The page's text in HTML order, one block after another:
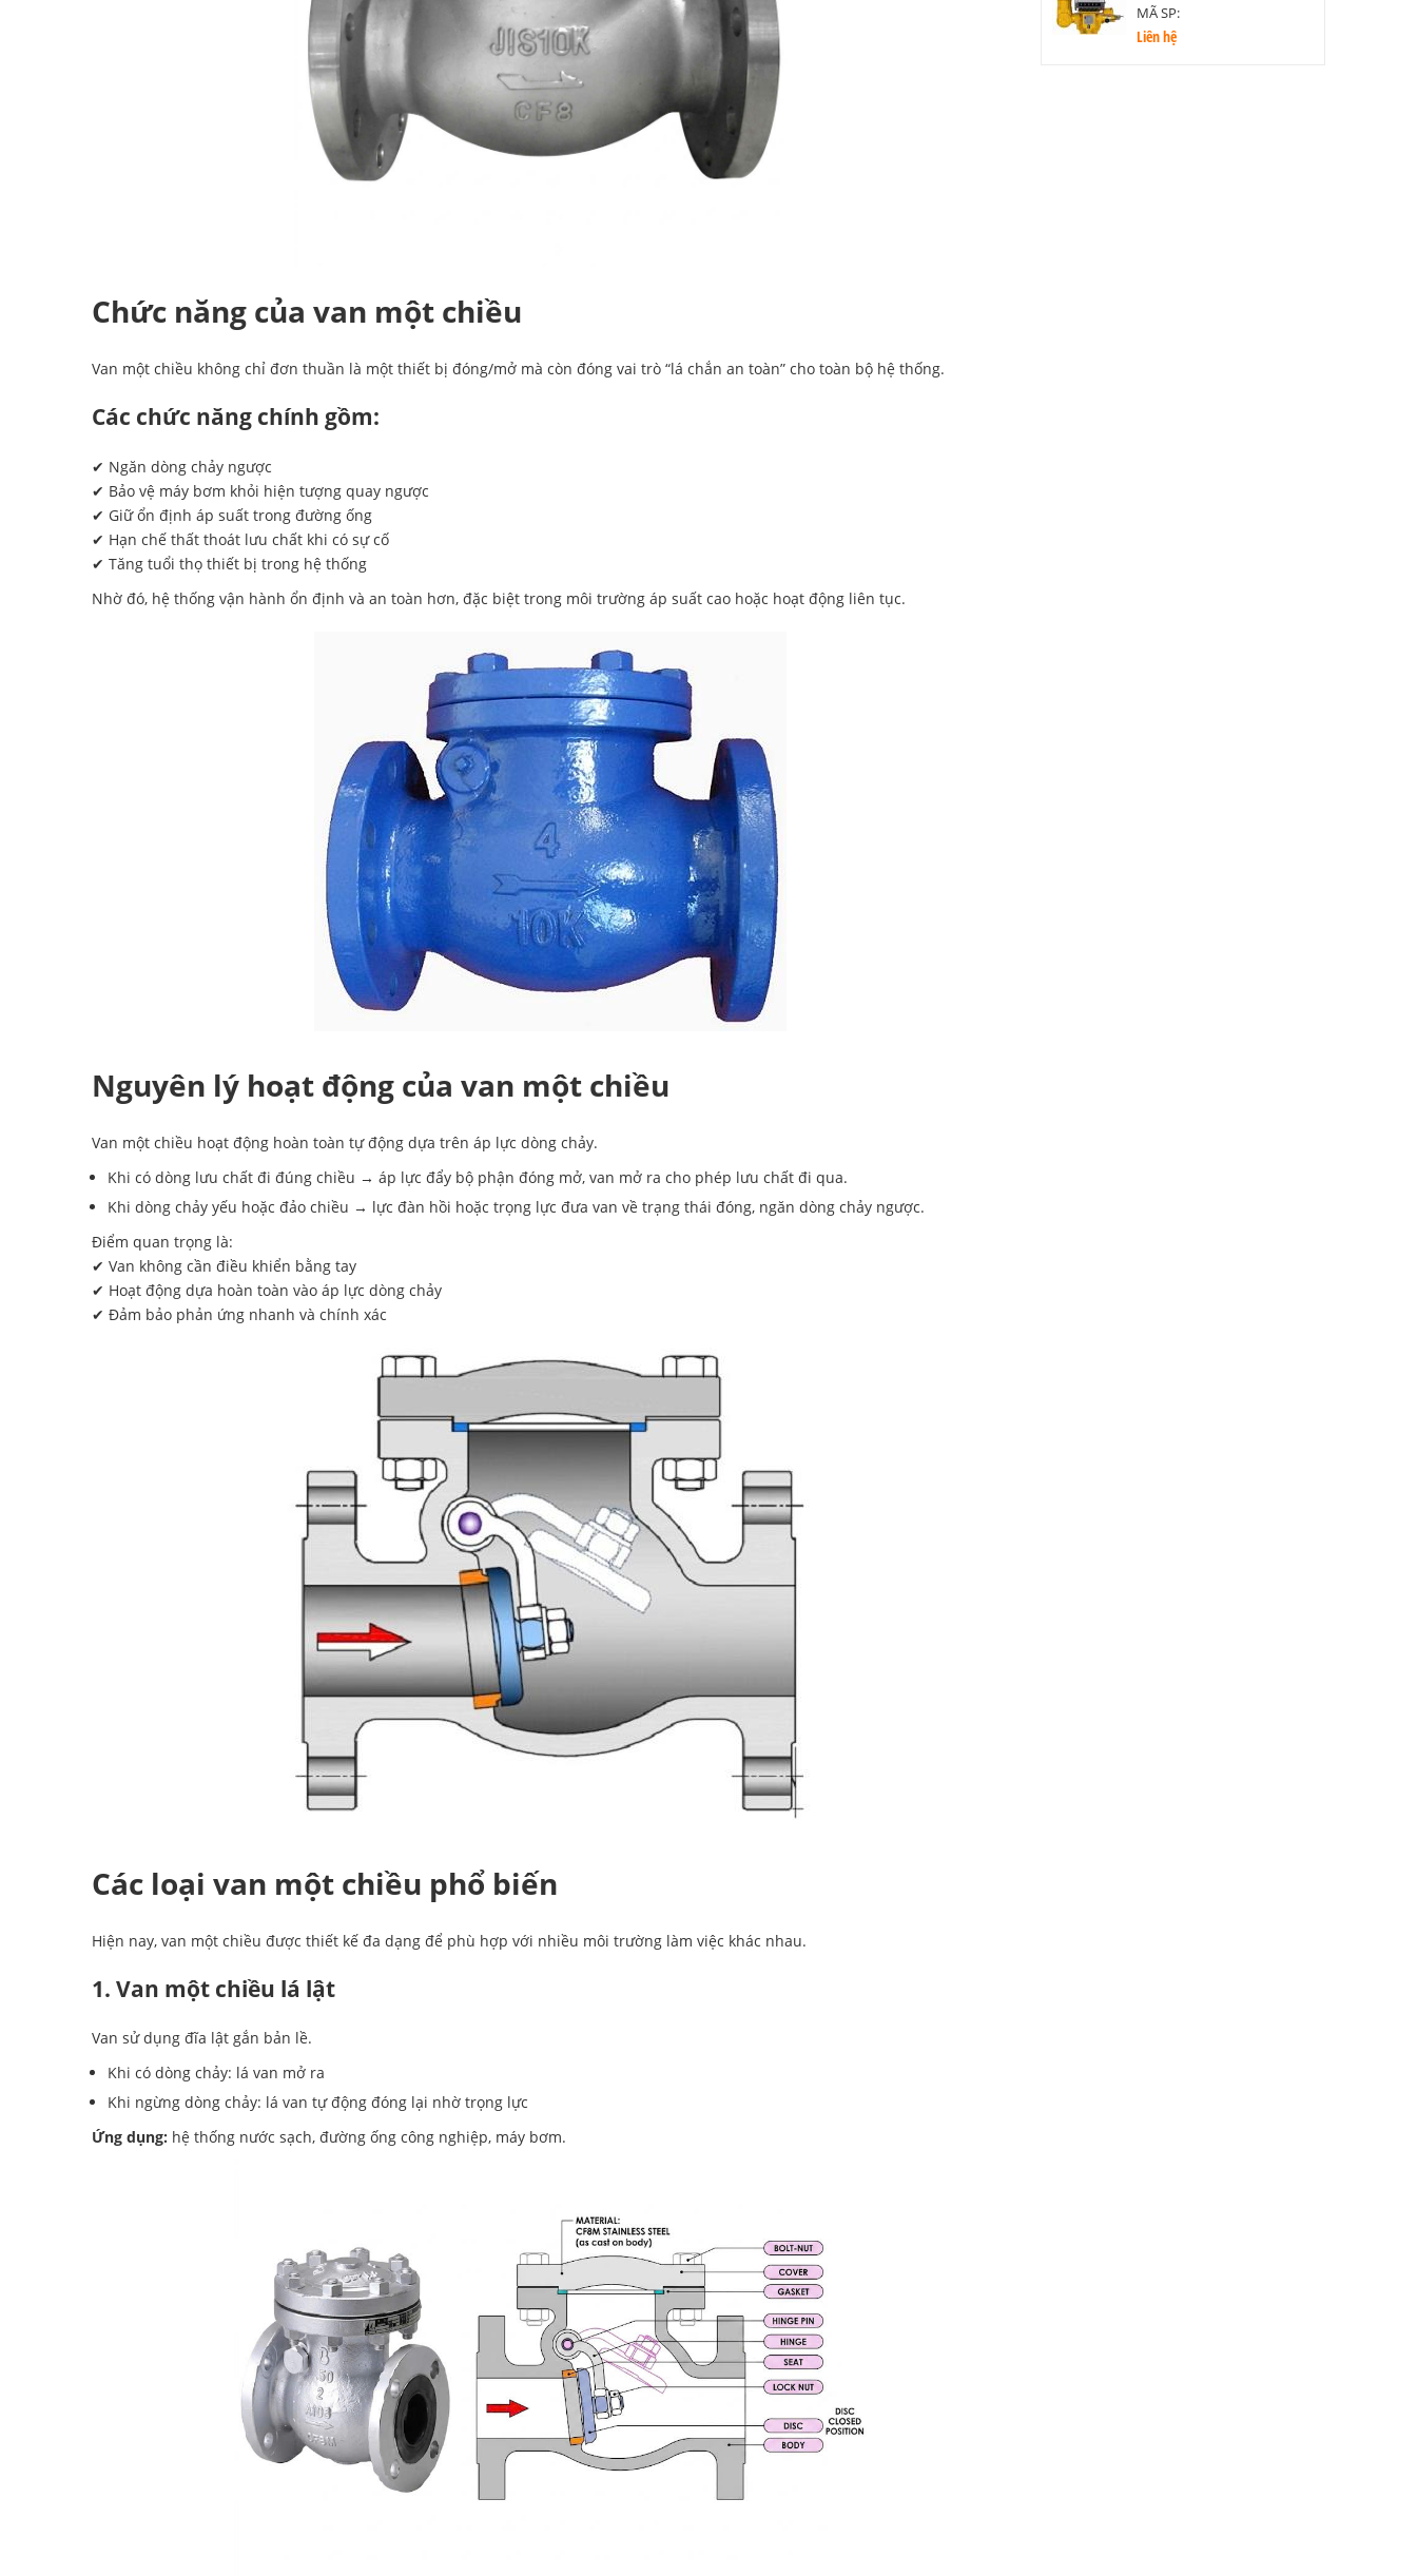
Chức năng của van một chiều
Van một chiều không chỉ đơn thuần là một thiết bị đóng/mở mà còn đóng vai trò “lá chắn an toàn” cho toàn bộ hệ thống.
Các chức năng chính gồm:
✔ Ngăn dòng chảy ngược
✔ Bảo vệ máy bơm khỏi hiện tượng quay ngược
✔ Giữ ổn định áp suất trong đường ống
✔ Hạn chế thất thoát lưu chất khi có sự cố
✔ Tăng tuổi thọ thiết bị trong hệ thống
Nhờ đó, hệ thống vận hành ổn định và an toàn hơn, đặc biệt trong môi trường áp suất cao hoặc hoạt động liên tục.
Nguyên lý hoạt động của van một chiều
Van một chiều hoạt động hoàn toàn tự động dựa trên áp lực dòng chảy.
Khi có dòng lưu chất đi đúng chiều → áp lực đẩy bộ phận đóng mở, van mở ra cho phép lưu chất đi qua.
Khi dòng chảy yếu hoặc đảo chiều → lực đàn hồi hoặc trọng lực đưa van về trạng thái đóng, ngăn dòng chảy ngược.
Điểm quan trọng là:
✔ Van không cần điều khiển bằng tay
✔ Hoạt động dựa hoàn toàn vào áp lực dòng chảy
✔ Đảm bảo phản ứng nhanh và chính xác
Các loại van một chiều phổ biến
Hiện nay, van một chiều được thiết kế đa dạng để phù hợp với nhiều môi trường làm việc khác nhau.
1. Van một chiều lá lật
Van sử dụng đĩa lật gắn bản lề.
Khi có dòng chảy: lá van mở ra
Khi ngừng dòng chảy: lá van tự động đóng lại nhờ trọng lực
Ứng dụng: hệ thống nước sạch, đường ống công nghiệp, máy bơm.
MÃ SP:
Liên hệ